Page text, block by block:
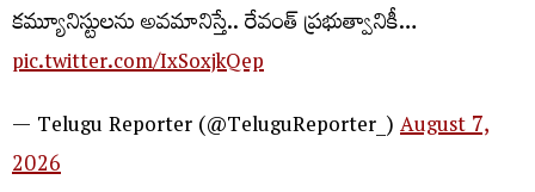
క‌మ్యూనిస్టుల‌ను అవ‌మానిస్తే.. రేవంత్ ప్ర‌భుత్వానికీ…
pic.twitter.com/IxSoxjkQep
— Telugu Reporter (@TeluguReporter_)August 7,
2026